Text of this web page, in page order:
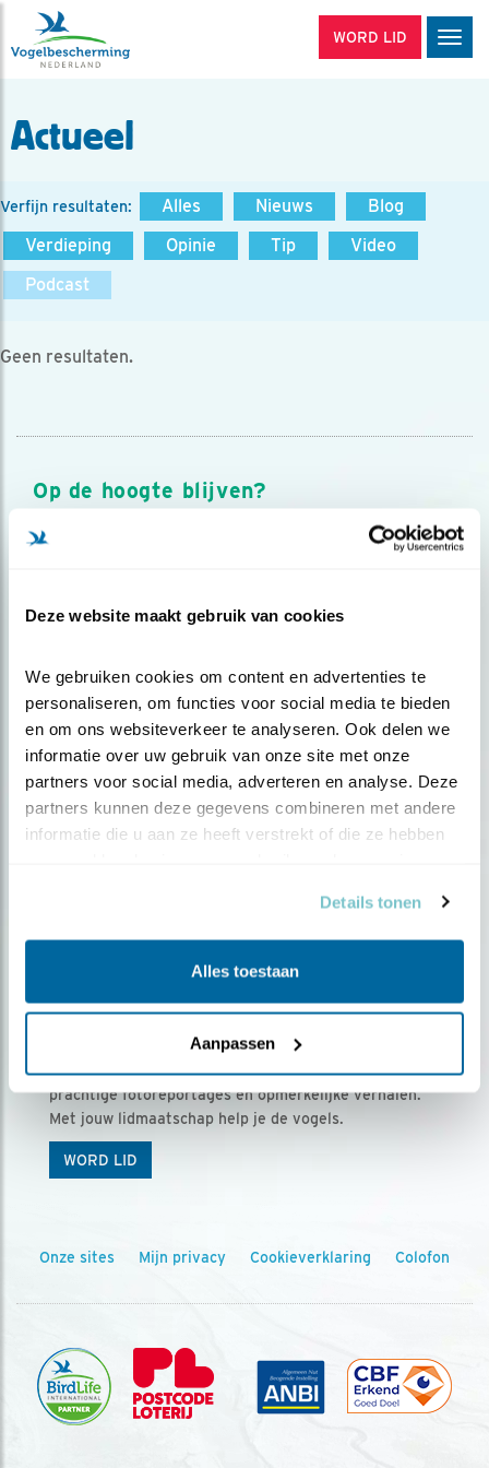
Deze website maakt gebruik van cookies
We gebruiken cookies om content en advertenties te
personaliseren, om functies voor social media te bieden
en om ons websiteverkeer te analyseren. Ook delen we
informatie over uw gebruik van onze site met onze
partners voor social media, adverteren en analyse. Deze
partners kunnen deze gegevens combineren met andere
informatie die u aan ze heeft verstrekt of die ze hebben
Details tonen
Alles toestaan
Aanpassen
WORD LID
Actueel
Verfijn resultaten: Alles Nieuws
Blog
Verdieping
Opinie Tip
Video
Podcast
Geen resultaten.
Op de hoogte blijven?
Meld je aan en ontvang nieuws, inspiratie, acties en tips
over vogels en activiteiten van Vogelbescherming.
Ontvang 5 x Vogels voor € 36,00 per jaar
Vogels is het tijdschrift voor onze leden, met
prachtige fotoreportages en opmerkelijke verhalen.
Met jouw lidmaatschap help je de vogels.
WORD LID
Onze sites Mijn privacy Cookieverklaring Colofon